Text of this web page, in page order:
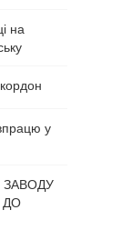
на
у
ЗАВОДУ
ДО